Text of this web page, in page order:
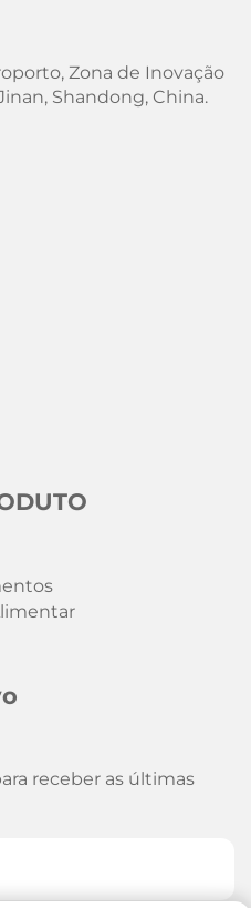
Zona de Inovação
Shandong, China.
receber as últimas